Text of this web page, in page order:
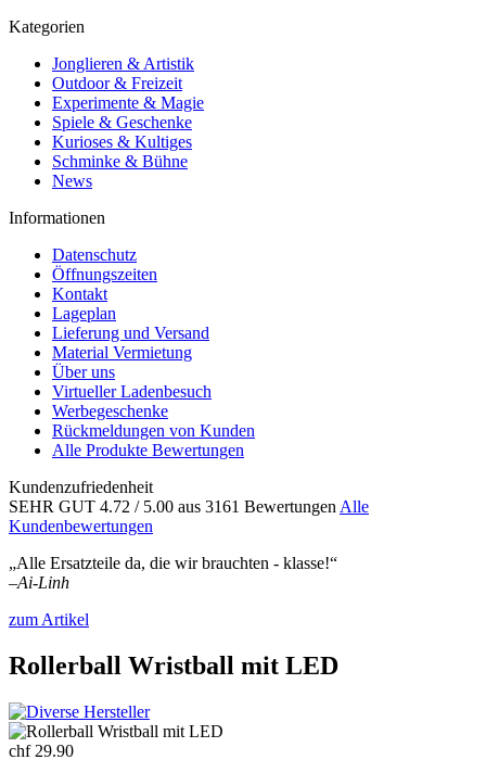
Kategorien
Jonglieren & Artistik
Outdoor & Freizeit
Experimente & Magie
Spiele & Geschenke
Kurioses & Kultiges
Schminke & Bühne
News
Informationen
Datenschutz
Öffnungszeiten
Kontakt
Lageplan
Lieferung und Versand
Material Vermietung
Über uns
Virtueller Ladenbesuch
Werbegeschenke
Rückmeldungen von Kunden
Alle Produkte Bewertungen
Kundenzufriedenheit
SEHR GUT 4.72 / 5.00 aus 3161 Bewertungen Alle
Kundenbewertungen
„Alle Ersatzteile da, die wir brauchten - klasse!“
–Ai-Linh
zum Artikel
Rollerball Wristball mit LED
chf 29.90